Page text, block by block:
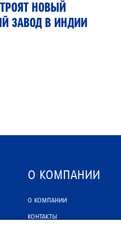
НОВЫЙ
ЗАВОД В ИНДИИ
О КОМПАНИИ
О КОМПАНИИ
КОНТАКТЫ